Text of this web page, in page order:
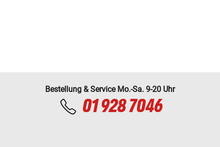
Bestellung & Service Mo.-Sa. 9-20 Uhr
01 928 7046